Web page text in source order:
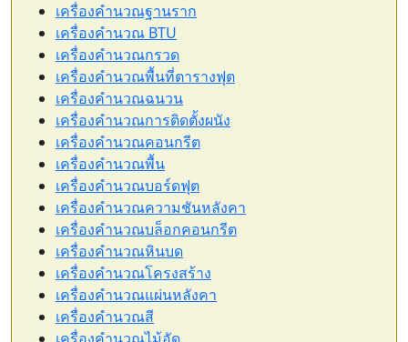
เครื่องคำนวณฐานราก
เครื่องคำนวณ BTU
เครื่องคำนวณกรวด
เครื่องคำนวณพื้นที่ตารางฟุต
เครื่องคำนวณฉนวน
เครื่องคำนวณการติดตั้งผนัง
เครื่องคำนวณคอนกรีต
เครื่องคำนวณพื้น
เครื่องคำนวณบอร์ดฟุต
เครื่องคำนวณความชันหลังคา
เครื่องคำนวณบล็อกคอนกรีต
เครื่องคำนวณหินบด
เครื่องคำนวณโครงสร้าง
เครื่องคำนวณแผ่นหลังคา
เครื่องคำนวณสี